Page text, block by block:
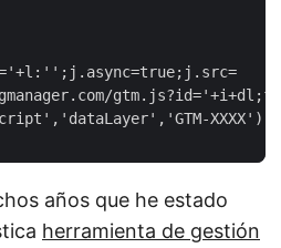
años que he estado
herramienta de gestión